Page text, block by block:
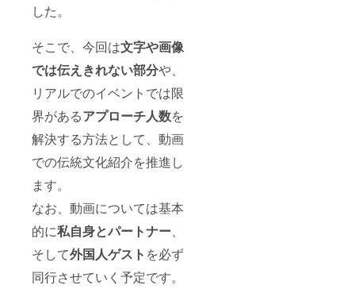
した。
そこで、今回は文字や画像
では伝えきれない部分や、
リアルでのイベントでは限
界があるアプローチ人数を
解決する方法として、動画
での伝統文化紹介を推進し
ます。
なお、動画については基本
的に私自身とパートナー、
そして外国人ゲスト を必ず
同行させていく予定です。